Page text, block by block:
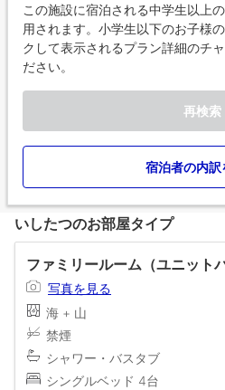
この施設に宿泊される中学生以上
用されます。小学生以下のお子様
クして表示されるプラン詳細のチ
ださい。
再検索
宿泊者の内訳
いしたつのお部屋タイプ
ファミリールーム（ユニット
写真を見る
海 + 山
禁煙
シャワー・バスタブ
シングルベッド 4台